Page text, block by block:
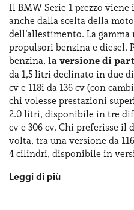
Il BMW Serie 1 prezzo
anche dalla scelta della
dell’allestimento. La
propulsori benzina e diesel.
benzina, la versione di
da 1,5 litri declinato in due
cv e 118i da 136 cv (con
chi volesse prestazioni
2.0 litri, disponibile in tre
cv e 306 cv. Chi preferisse il
volta, tra una versione da
4 cilindri, disponibile in
per quanto riguarda i dati